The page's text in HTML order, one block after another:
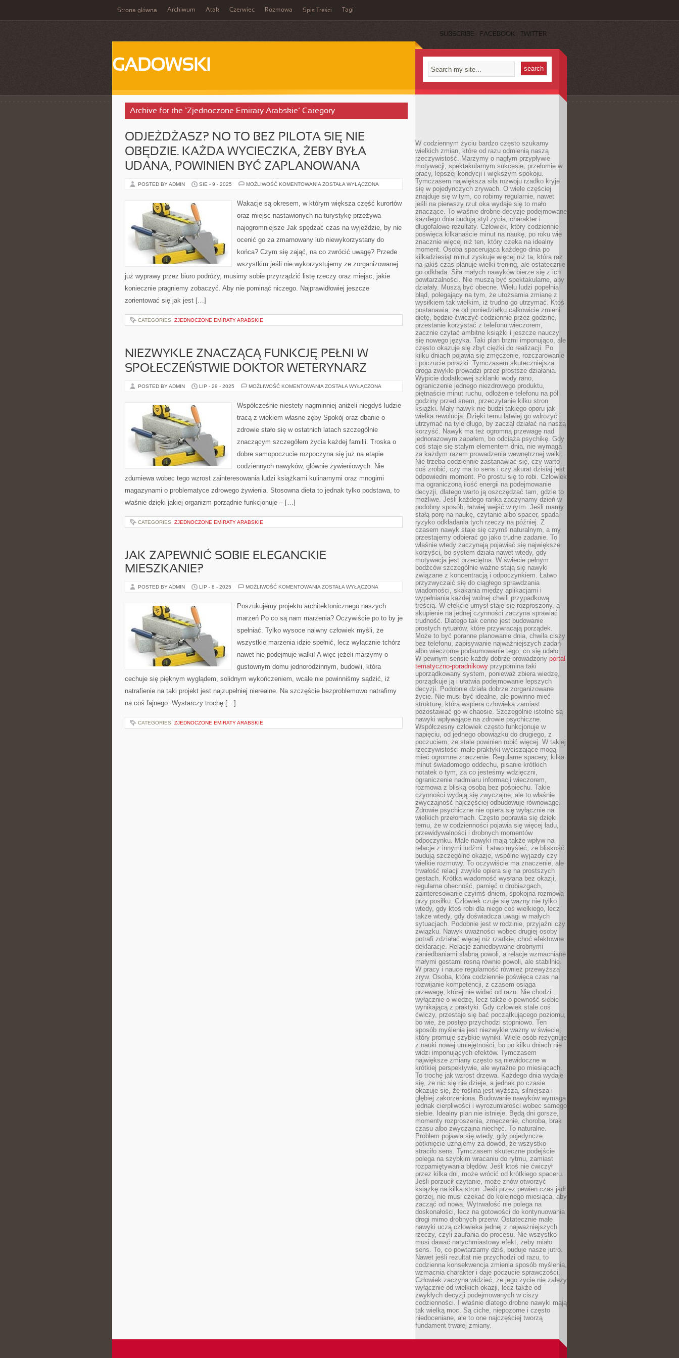
Strona główna Archiwum Atak Czerwiec Rozmowa Spis Treści Tagi
SUBSCRIBE FACEBOOK TWITTER
GADOWSKI
Archive for the ‘Zjednoczone Emiraty Arabskie’ Category
ODJEŻDŻASZ? NO TO BEZ PILOTA SIĘ NIE
OBĘDZIE. KAŻDA WYCIECZKA, ŻEBY BYŁA
UDANA, POWINIEN BYĆ ZAPLANOWANA
POSTED BY ADMIN SIE - 9 - 2025 MOŻLIWOŚĆ KOMENTOWANIA ODJEŻDŻASZ?
PILOTA
NIE
KAŻDA
ŻEBY
UDANA,
POWINIEN
BYĆ
ZAPLANOWANA
ZOSTAŁA WYŁĄCZONA
Wakacje są okresem, w którym większa część kurortów
oraz miejsc nastawionych na turystykę przeżywa
najogromniejsze Jak spędzać czas na wyjeździe, by nie
ocenić go za zmarnowany lub niewykorzystany do
końca? Czym się zająć, na co zwrócić uwagę? Przede
wszystkim jeśli nie wykorzystujemy ze zorganizowanej
już wyprawy przez biuro podróży, musimy sobie przyrządzić listę rzeczy oraz miejsc, jakie
koniecznie pragniemy zobaczyć. Aby nie pominąć niczego. Najprawidłowiej jeszcze
zorientować się jak jest […]
CATEGORIES: ZJEDNOCZONE EMIRATY ARABSKIE
NIEZWYKLE ZNACZĄCĄ FUNKCJĘ PEŁNI W
SPOŁECZEŃSTWIE DOKTOR WETERYNARZ
POSTED BY ADMIN LIP - 29 - 2025 MOŻLIWOŚĆ KOMENTOWANIA NIEZWYKLE
PEŁNI
W
DOKTOR
ZOSTAŁA WYŁĄCZONA
Współcześnie niestety nagminniej aniżeli niegdyś ludzie
tracą z wiekiem własne zęby Spokój oraz dbanie o
zdrowie stało się w ostatnich latach szczególnie
znaczącym szczegółem życia każdej familii. Troska o
dobre samopoczucie rozpoczyna się już na etapie
codziennych nawyków, głównie żywieniowych. Nie
zdumiewa wobec tego wzrost zainteresowania ludzi książkami kulinarnymi oraz mnogimi
magazynami o problematyce zdrowego żywienia. Stosowna dieta to jednak tylko podstawa, to
właśnie dzięki jakiej organizm porządnie funkcjonuje – […]
CATEGORIES: ZJEDNOCZONE EMIRATY ARABSKIE
JAK ZAPEWNIĆ SOBIE ELEGANCKIE
MIESZKANIE?
POSTED BY ADMIN LIP - 8 - 2025 MOŻLIWOŚĆ KOMENTOWANIA JAK
ELEGANCKIE
MIESZKANIE?
ZOSTAŁA WYŁĄCZONA
Poszukujemy projektu architektonicznego naszych
marzeń Po co są nam marzenia? Oczywiście po to by je
spełniać. Tylko wysoce naiwny człowiek myśli, że
wszystkie marzenia idzie spełnić, lecz wyłącznie tchórz
nawet nie podejmuje walki! A więc jeżeli marzymy o
gustownym domu jednorodzinnym, budowli, która
cechuje się pięknym wyglądem, solidnym wykończeniem, wcale nie powinniśmy sądzić, iż
natrafienie na taki projekt jest najzupełniej nierealne. Na szczęście bezproblemowo natrafimy
na coś fajnego. Wystarczy trochę […]
CATEGORIES: ZJEDNOCZONE EMIRATY ARABSKIE
W codziennym życiu bardzo często szukamy
wielkich zmian, które od razu odmienią naszą
rzeczywistość. Marzymy o nagłym przypływie
motywacji, spektakularnym sukcesie, przełomie w
pracy, lepszej kondycji i większym spokoju.
Tymczasem największa siła rozwoju rzadko kryje
się w pojedynczych zrywach. O wiele częściej
znajduje się w tym, co robimy regularnie, nawet
jeśli na pierwszy rzut oka wydaje się to mało
znaczące. To właśnie drobne decyzje podejmowane
każdego dnia budują styl życia, charakter i
długofalowe rezultaty. Człowiek, który codziennie
poświęca kilkanaście minut na naukę, po roku wie
znacznie więcej niż ten, który czeka na idealny
moment. Osoba spacerująca każdego dnia po
kilkadziesiąt minut zyskuje więcej niż ta, która raz
na jakiś czas planuje wielki trening, ale ostatecznie
go odkłada. Siła małych nawyków bierze się z ich
powtarzalności. Nie muszą być spektakularne, aby
działały. Muszą być obecne. Wielu ludzi popełnia
błąd, polegający na tym, że utożsamia zmianę z
wysiłkiem tak wielkim, iż trudno go utrzymać. Ktoś
postanawia, że od poniedziałku całkowicie zmieni
dietę, będzie ćwiczyć codziennie przez godzinę,
przestanie korzystać z telefonu wieczorem,
zacznie czytać ambitne książki i jeszcze nauczy
się nowego języka. Taki plan brzmi imponująco, ale
często okazuje się zbyt ciężki do realizacji. Po
kilku dniach pojawia się zmęczenie, rozczarowanie
i poczucie porażki. Tymczasem skuteczniejsza
droga zwykle prowadzi przez prostsze działania.
Wypicie dodatkowej szklanki wody rano,
ograniczenie jednego niezdrowego produktu,
piętnaście minut ruchu, odłożenie telefonu na pół
godziny przed snem, przeczytanie kilku stron
książki. Mały nawyk nie budzi takiego oporu jak
wielka rewolucja. Dzięki temu łatwiej go wdrożyć i
utrzymać na tyle długo, by zaczął działać na naszą
korzyść. Nawyk ma też ogromną przewagę nad
jednorazowym zapałem, bo odciąża psychikę. Gdy
coś staje się stałym elementem dnia, nie wymaga
za każdym razem prowadzenia wewnętrznej walki.
Nie trzeba codziennie zastanawiać się, czy warto
coś zrobić, czy ma to sens i czy akurat dzisiaj jest
odpowiedni moment. Po prostu się to robi. Człowiek
ma ograniczoną ilość energii na podejmowanie
decyzji, dlatego warto ją oszczędzać tam, gdzie to
możliwe. Jeśli każdego ranka zaczynamy dzień w
podobny sposób, łatwiej wejść w rytm. Jeśli mamy
stałą porę na naukę, czytanie albo spacer, spada
ryzyko odkładania tych rzeczy na później. Z
czasem nawyk staje się czymś naturalnym, a my
przestajemy odbierać go jako trudne zadanie. To
właśnie wtedy zaczynają pojawiać się największe
korzyści, bo system działa nawet wtedy, gdy
motywacja jest przeciętna. W świecie pełnym
bodźców szczególnie ważne stają się nawyki
związane z koncentracją i odpoczynkiem. Łatwo
przyzwyczaić się do ciągłego sprawdzania
wiadomości, skakania między aplikacjami i
wypełniania każdej wolnej chwili przypadkową
treścią. W efekcie umysł staje się rozproszony, a
skupienie na jednej czynności zaczyna sprawiać
trudność. Dlatego tak cenne jest budowanie
prostych rytuałów, które przywracają porządek.
Może to być poranne planowanie dnia, chwila ciszy
bez telefonu, zapisywanie najważniejszych zadań
albo wieczorne podsumowanie tego, co się udało.
W pewnym sensie każdy dobrze prowadzony portal
tematyczno-poradnikowy przypomina taki
uporządkowany system, ponieważ zbiera wiedzę,
porządkuje ją i ułatwia podejmowanie lepszych
decyzji. Podobnie działa dobrze zorganizowane
życie. Nie musi być idealne, ale powinno mieć
strukturę, która wspiera człowieka zamiast
pozostawiać go w chaosie. Szczególnie istotne są
nawyki wpływające na zdrowie psychiczne.
Współczesny człowiek często funkcjonuje w
napięciu, od jednego obowiązku do drugiego, z
poczuciem, że stale powinien robić więcej. W takiej
rzeczywistości małe praktyki wyciszające mogą
mieć ogromne znaczenie. Regularne spacery, kilka
minut świadomego oddechu, pisanie krótkich
notatek o tym, za co jesteśmy wdzięczni,
ograniczenie nadmiaru informacji wieczorem,
rozmowa z bliską osobą bez pośpiechu. Takie
czynności wydają się zwyczajne, ale to właśnie
zwyczajność najczęściej odbudowuje równowagę.
Zdrowie psychiczne nie opiera się wyłącznie na
wielkich przełomach. Często poprawia się dzięki
temu, że w codzienności pojawia się więcej ładu,
przewidywalności i drobnych momentów
odpoczynku. Małe nawyki mają także wpływ na
relacje z innymi ludźmi. Łatwo myśleć, że bliskość
budują szczególne okazje, wspólne wyjazdy czy
wielkie rozmowy. To oczywiście ma znaczenie, ale
trwałość relacji zwykle opiera się na prostszych
gestach. Krótka wiadomość wysłana bez okazji,
regularna obecność, pamięć o drobiazgach,
zainteresowanie czyimś dniem, spokojna rozmowa
przy posiłku. Człowiek czuje się ważny nie tylko
wtedy, gdy ktoś robi dla niego coś wielkiego, lecz
także wtedy, gdy doświadcza uwagi w małych
sytuacjach. Podobnie jest w rodzinie, przyjaźni czy
związku. Nawyk uważności wobec drugiej osoby
potrafi zdziałać więcej niż rzadkie, choć efektowne
deklaracje. Relacje zaniedbywane drobnymi
zaniedbaniami słabną powoli, a relacje wzmacniane
małymi gestami rosną równie powoli, ale stabilnie.
W pracy i nauce regularność również przewyższa
zryw. Osoba, która codziennie poświęca czas na
rozwijanie kompetencji, z czasem osiąga
przewagę, której nie widać od razu. Nie chodzi
wyłącznie o wiedzę, lecz także o pewność siebie
wynikającą z praktyki. Gdy człowiek stale coś
ćwiczy, przestaje się bać początkującego poziomu,
bo wie, że postęp przychodzi stopniowo. Ten
sposób myślenia jest niezwykle ważny w świecie,
który promuje szybkie wyniki. Wiele osób rezygnuje
z nauki nowej umiejętności, bo po kilku dniach nie
widzi imponujących efektów. Tymczasem
największe zmiany często są niewidoczne w
krótkiej perspektywie, ale wyraźne po miesiącach.
To trochę jak wzrost drzewa. Każdego dnia wydaje
się, że nic się nie dzieje, a jednak po czasie
okazuje się, że roślina jest wyższa, silniejsza i
głębiej zakorzeniona. Budowanie nawyków wymaga
jednak cierpliwości i wyrozumiałości wobec samego
siebie. Idealny plan nie istnieje. Będą dni gorsze,
momenty rozproszenia, zmęczenie, choroba, brak
czasu albo zwyczajna niechęć. To naturalne.
Problem pojawia się wtedy, gdy pojedyncze
potknięcie uznajemy za dowód, że wszystko
straciło sens. Tymczasem skuteczne podejście
polega na szybkim wracaniu do rytmu, zamiast
rozpamiętywania błędów. Jeśli ktoś nie ćwiczył
przez kilka dni, może wrócić od krótkiego spaceru.
Jeśli porzucił czytanie, może znów otworzyć
książkę na kilka stron. Jeśli przez pewien czas jadł
gorzej, nie musi czekać do kolejnego miesiąca, aby
zacząć od nowa. Wytrwałość nie polega na
doskonałości, lecz na gotowości do kontynuowania
drogi mimo drobnych przerw. Ostatecznie małe
nawyki uczą człowieka jednej z najważniejszych
rzeczy, czyli zaufania do procesu. Nie wszystko
musi dawać natychmiastowy efekt, żeby miało
sens. To, co powtarzamy dziś, buduje nasze jutro.
Nawet jeśli rezultat nie przychodzi od razu, to
codzienna konsekwencja zmienia sposób myślenia,
wzmacnia charakter i daje poczucie sprawczości.
Człowiek zaczyna widzieć, że jego życie nie zależy
wyłącznie od wielkich okazji, lecz także od
zwykłych decyzji podejmowanych w ciszy
codzienności. I właśnie dlatego drobne nawyki mają
tak wielką moc. Są ciche, niepozorne i często
niedoceniane, ale to one najczęściej tworzą
fundament trwałej zmiany.